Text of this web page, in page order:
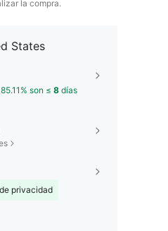
la compra.
States
85.11% son ≤ 8 días
privacidad